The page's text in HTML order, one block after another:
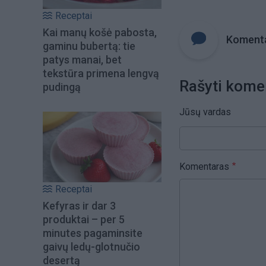
Receptai
Kai manų košė pabosta,
gaminu bubertą: tie
patys manai, bet
tekstūra primena lengvą
pudingą
Receptai
Kefyras ir dar 3
produktai – per 5
minutes pagaminsite
gaivų ledų-glotnučio
desertą
Rašyti
Jūsų vardas
Komentaras